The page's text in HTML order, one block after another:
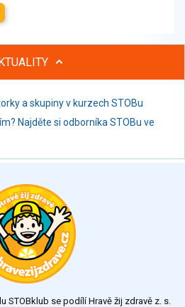
stravy
jídla
výrobky
a skupiny v kurzech STOBu
Najděte si odborníka STOBu ve
STOBklub se podílí Hravě žij zdravě z. s.